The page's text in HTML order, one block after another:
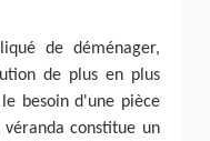
de déménager,
de plus en plus
besoin d'une pièce
constitue un